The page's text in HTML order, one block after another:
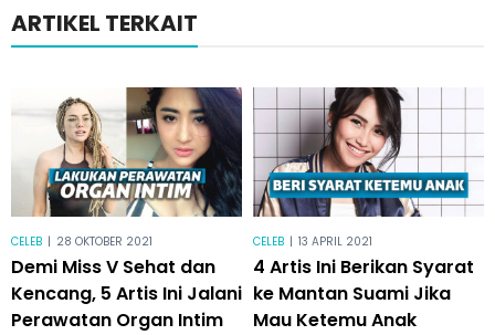
ARTIKEL TERKAIT
CELEB | 28 OKTOBER 2021
Demi Miss V Sehat dan
Kencang, 5 Artis Ini Jalani
Perawatan Organ Intim
CELEB | 13 APRIL 2021
4 Artis Ini Berikan Syarat
ke Mantan Suami Jika
Mau Ketemu Anak